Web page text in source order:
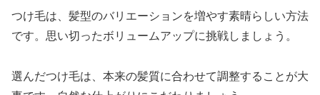
つけ毛は、髪型のバリエーションを増やす素晴らしい方法
です。思い切ったボリュームアップに挑戦しましょう。
選んだつけ毛は、本来の髪質に合わせて調整することが大